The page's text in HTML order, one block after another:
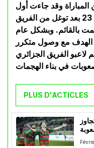
وقد جاءت أول
الفرص الحقيقية في الدقيقة 23 بعد توغل من الفريق
بالقائم. وبشكل عام
الهدف مع وصول متكرر
الفريق الجزائري
PLUS D'ACTICLES